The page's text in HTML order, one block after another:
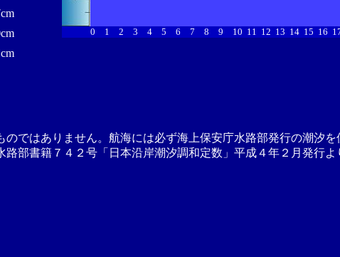
0 1 2 3 4 5 6 7 8 9 10 11 12 13 14 15 16
ではありません。航海には必ず海上保安庁水路部発行の潮汐を
部書籍７４２号「日本沿岸潮汐調和定数」平成４年２月発行よ